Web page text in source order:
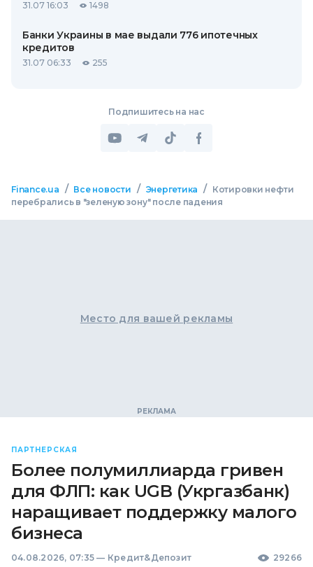
31.07 16:03 1498
Банки Украины в мае выдали 776 ипотечных
кредитов
31.07 06:33 255
Подпишитесь на нас
Finance.ua / Все новости / Энергетика /
Котировки нефти
перебрались в "зеленую зону" после падения
Место для вашей рекламы
ПАРТНЕРСКАЯ
Более полумиллиарда гривен
для ФЛП: как UGB (Укргазбанк)
наращивает поддержку малого
бизнеса
04.08.2026, 07:35 — Кредит&Депозит 29266